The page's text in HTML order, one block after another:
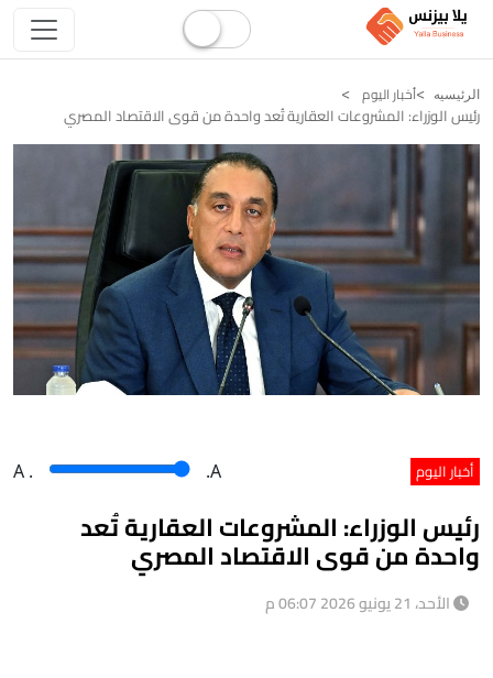
الرئيسيه أخبار اليوم
رئيس الوزراء: المشروعات العقارية تُعد واحدة من قوى الاقتصاد المصري
أخبار اليوم A . .A
رئيس الوزراء: المشروعات العقارية تُعد
واحدة من قوى الاقتصاد المصري
الأحد، 21 يونيو 2026 06:07 م